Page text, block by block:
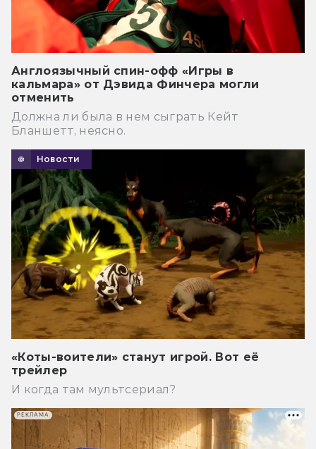
Англоязычный спин-офф «Игры в
кальмара» от Дэвида Финчера могли
отменить
Должна ли была в нем сыграть Кейт
Бланшетт, неясно.
Новости
«Коты-воители» станут игрой. Вот её
трейлер
И когда там мультсериал?
РЕКЛАМА